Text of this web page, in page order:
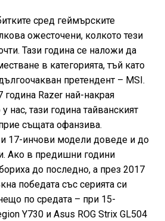
сред геймърските
ожесточени, колкото тези
Тази година се наложи да
в категорията, тъй като
претендент – MSI.
година Razer най-накрая
нас, тази година тайванският
същата офанзива.
17-инчови модели доведе и до
Ако в предишни години
до последно, а през 2017
победата със серията си
по средата – при 15-
Y730 и Asus ROG Strix GL504